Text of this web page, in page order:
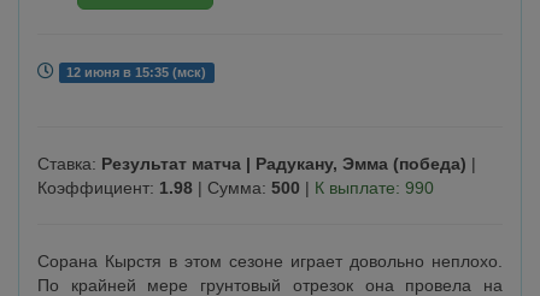
12 июня в 15:35 (мск)
Ставка: Результат матча | Радукану, Эмма (победа) |
Коэффициент: 1.98 | Сумма: 500 | К выплате: 990
Сорана Кырстя в этом сезоне играет довольно неплохо.
По крайней мере грунтовый отрезок она провела на